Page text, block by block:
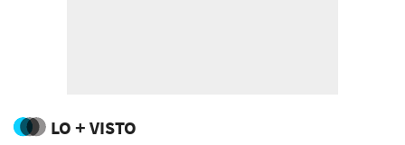
LO + VISTO